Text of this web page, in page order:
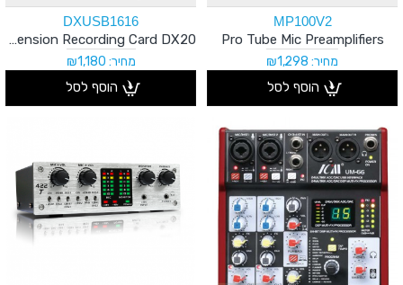
MP100V2
Pro Tube Mic Preamplifiers
מחיר: ₪1,298
הוסף לסל
DXUSB1616
Extension Recording Card DX20
מחיר: ₪1,180
הוסף לסל